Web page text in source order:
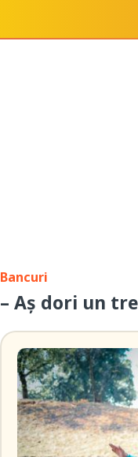
Bancuri
– Aș dori un